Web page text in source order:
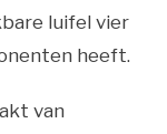
luifel vier
heeft.
van